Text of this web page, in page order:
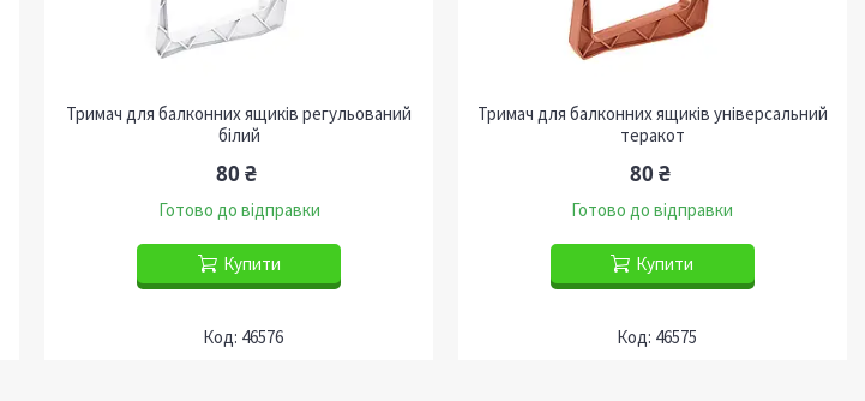
Тримач для балконних ящиків регульований
білий
80 ₴
Готово до відправки
Купити
46576
Тримач для балконних ящиків універсальний
теракот
80 ₴
Готово до відправки
Купити
46575